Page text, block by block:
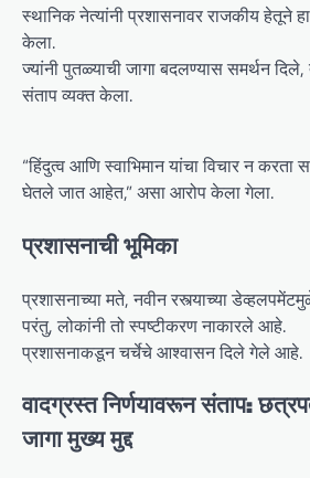
स्थानिक नेत्यांनी प्रशासनावर राजकीय हेतूने
केला.
ज्यांनी पुतळ्याची जागा बदलण्यास समर्थन दिले,
संताप व्यक्त केला.
“हिंदुत्व आणि स्वाभिमान यांचा विचार न करता
घेतले जात आहेत,” असा आरोप केला गेला.
प्रशासनाची भूमिका
प्रशासनाच्या मते, नवीन रस्त्याच्या
परंतु, लोकांनी तो स्पष्टीकरण नाकारले आहे.
प्रशासनाकडून चर्चेचे आश्वासन दिले गेले आहे.
वादग्रस्त निर्णयावरून संताप:
जागा मुख्य मुद्द